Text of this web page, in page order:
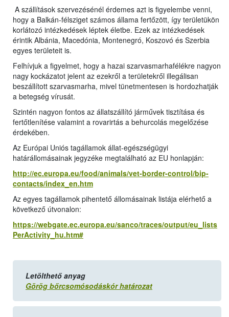
A szállítások szervezésénél érdemes azt is figyelembe venni,
hogy a Balkán-félsziget számos állama fertőzött, így területükön
korlátozó intézkedések léptek életbe. Ezek az intézkedések
érintik Albánia, Macedónia, Montenegró, Koszovó és Szerbia
egyes területeit is.
Felhívjuk a figyelmet, hogy a hazai szarvasmarhafélékre nagyon
nagy kockázatot jelent az ezekről a területekről illegálisan
beszállított szarvasmarha, mivel tünetmentesen is hordozhatják
a betegség vírusát.
Szintén nagyon fontos az állatszállító járművek tisztítása és
fertőtlenítése valamint a rovarirtás a behurcolás megelőzése
érdekében.
Az Európai Uniós tagállamok állat-egészségügyi
határállomásainak jegyzéke megtalálható az EU honlapján:
http://ec.europa.eu/food/animals/vet-border-control/bip-
contacts/index_en.htm
Az egyes tagállamok pihentető állomásainak listája elérhető a
következő útvonalon:
https://webgate.ec.europa.eu/sanco/traces/output/eu_lists
PerActivity_hu.htm#
Letölthető anyag
Görög bőrcsomósodáskór határozat